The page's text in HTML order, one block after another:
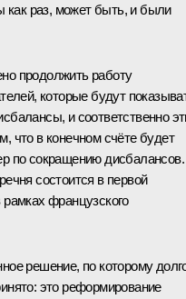
как раз, может быть, и были
продолжить работу
которые будут
и соответственно
что в конечном счёте будет
по сокращению дисбалансов.
состоится в первой
французского
решение, по которому
это реформирование